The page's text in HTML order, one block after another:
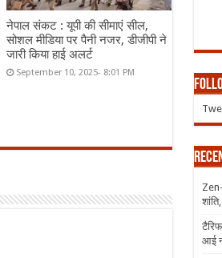
नेपाल संकट : यूपी की सीमाएं सील,
सोशल मीडिया पर पैनी नजर, डीजीपी ने
जारी किया हाई अलर्ट
September 10, 2025- 8:01 PM
आई